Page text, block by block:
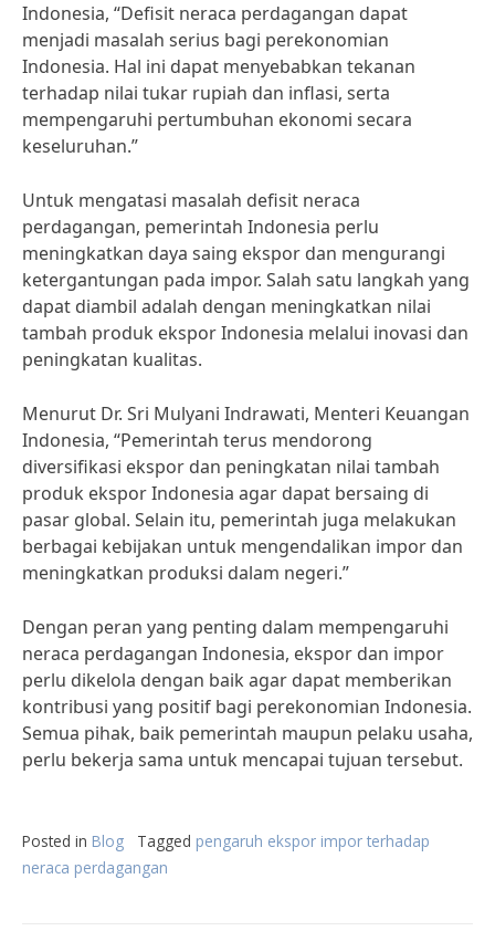
Indonesia, “Defisit neraca perdagangan dapat
menjadi masalah serius bagi perekonomian
Indonesia. Hal ini dapat menyebabkan tekanan
terhadap nilai tukar rupiah dan inflasi, serta
mempengaruhi pertumbuhan ekonomi secara
keseluruhan.”
Untuk mengatasi masalah defisit neraca
perdagangan, pemerintah Indonesia perlu
meningkatkan daya saing ekspor dan mengurangi
ketergantungan pada impor. Salah satu langkah yang
dapat diambil adalah dengan meningkatkan nilai
tambah produk ekspor Indonesia melalui inovasi dan
peningkatan kualitas.
Menurut Dr. Sri Mulyani Indrawati, Menteri Keuangan
Indonesia, “Pemerintah terus mendorong
diversifikasi ekspor dan peningkatan nilai tambah
produk ekspor Indonesia agar dapat bersaing di
pasar global. Selain itu, pemerintah juga melakukan
berbagai kebijakan untuk mengendalikan impor dan
meningkatkan produksi dalam negeri.”
Dengan peran yang penting dalam mempengaruhi
neraca perdagangan Indonesia, ekspor dan impor
perlu dikelola dengan baik agar dapat memberikan
kontribusi yang positif bagi perekonomian Indonesia.
Semua pihak, baik pemerintah maupun pelaku usaha,
perlu bekerja sama untuk mencapai tujuan tersebut.
Posted in Blog Tagged pengaruh ekspor impor terhadap
neraca perdagangan